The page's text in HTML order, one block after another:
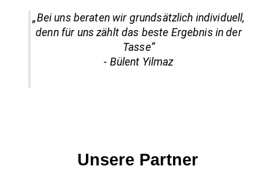
„Bei uns beraten wir grundsätzlich individuell,
denn für uns zählt das beste Ergebnis in der
Tasse“
- Bülent Yilmaz
Unsere Partner